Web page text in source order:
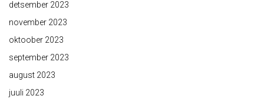
detsember 2023
november 2023
oktoober 2023
september 2023
august 2023
juuli 2023